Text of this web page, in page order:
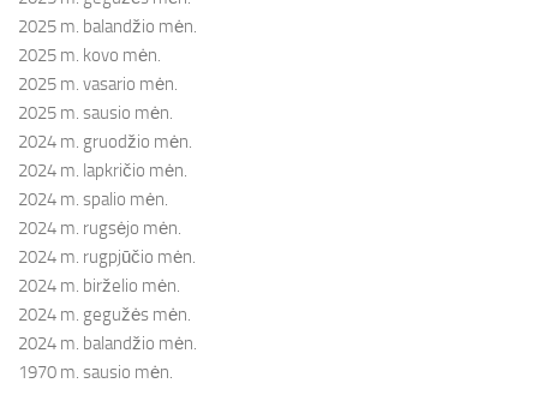
2025 m. balandžio mėn.
2025 m. kovo mėn.
2025 m. vasario mėn.
2025 m. sausio mėn.
2024 m. gruodžio mėn.
2024 m. lapkričio mėn.
2024 m. spalio mėn.
2024 m. rugsėjo mėn.
2024 m. rugpjūčio mėn.
2024 m. birželio mėn.
2024 m. gegužės mėn.
2024 m. balandžio mėn.
1970 m. sausio mėn.